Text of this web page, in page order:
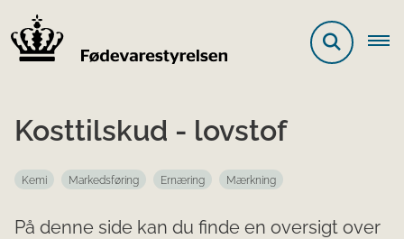
Kosttilskud - lovstof
Kemi Markedsføring Ernæring Mærkning
På denne side kan du finde en oversigt over